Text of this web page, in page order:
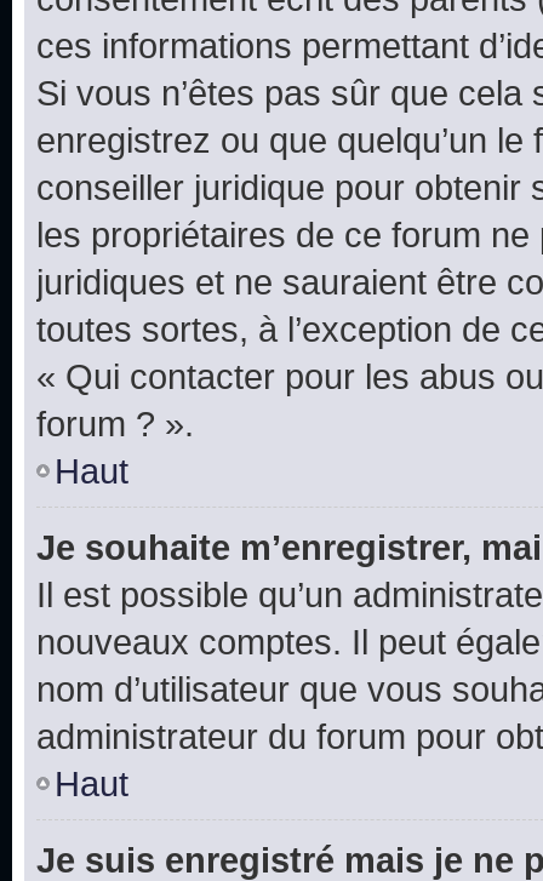
ces informations permettant
Si vous n’êtes pas sûr que
enregistrez ou que quelqu’un
conseiller juridique pour obtenir
les propriétaires de ce forum
juridiques et ne sauraient être
toutes sortes, à l’exception de
« Qui contacter pour les abus
forum ? ».
Haut
Je souhaite m’enregistrer,
Il est possible qu’un
nouveaux comptes. Il peut
nom d’utilisateur que vous
administrateur du forum pour
Haut
Je suis enregistré mais je ne